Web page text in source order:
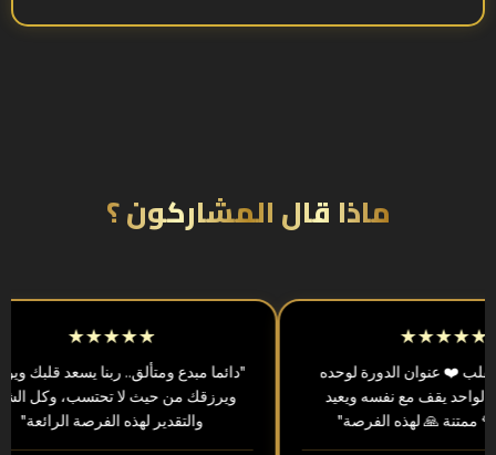
ماذا قال المشاركون ؟
★★★★★
"دائما مبدع ومتألق.. ربنا يسعد
ويرزقك من حيث لا تحتسب،
والتقدير لهذه الفرصة
★★★★★
من القلب ❤️ عنوان الدورة لوحده
يخلّي الواحد يقف مع نفسه ويعيد
🌹 ممتنة 🙏 لهذه الفرصة"